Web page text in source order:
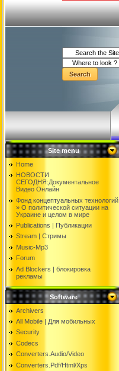
Site menu
Home
НОВОСТИ
СЕГОДНЯ:Документальнoе
Видео Oнлайн
Фонд концептуальных технологий
» O политической ситуации на
Украине и целом в мире
Publications | Публикации
Stream | Стримы
Music-Mp3
Forum
Ad Blockers | блокировкa
рекламы
Software
Archivers
All Mobile | Для мобильных
Security
Codecs
Converters.Audio/Video
Converters.Pdf/Html/Xps